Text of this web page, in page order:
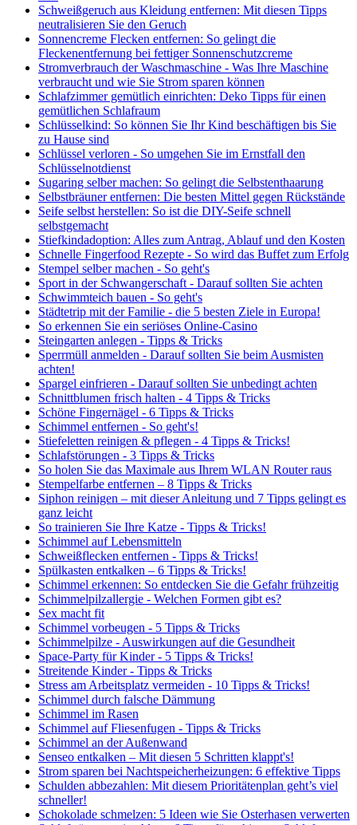
Schweißgeruch aus Kleidung entfernen: Mit diesen Tipps
neutralisieren Sie den Geruch
Sonnencreme Flecken entfernen: So gelingt die
Fleckenentfernung bei fettiger Sonnenschutzcreme
Stromverbrauch der Waschmaschine - Was Ihre Maschine
verbraucht und wie Sie Strom sparen können
Schlafzimmer gemütlich einrichten: Deko Tipps für einen
gemütlichen Schlafraum
Schlüsselkind: So können Sie Ihr Kind beschäftigen bis Sie
zu Hause sind
Schlüssel verloren - So umgehen Sie im Ernstfall den
Schlüsselnotdienst
Sugaring selber machen: So gelingt die Selbstenthaarung
Selbstbräuner entfernen: Die besten Mittel gegen Rückstände
Seife selbst herstellen: So ist die DIY-Seife schnell
selbstgemacht
Stiefkindadoption: Alles zum Antrag, Ablauf und den Kosten
Schnelle Fingerfood Rezepte - So wird das Buffet zum Erfolg
Stempel selber machen - So geht's
Sport in der Schwangerschaft - Darauf sollten Sie achten
Schwimmteich bauen - So geht's
Städtetrip mit der Familie - die 5 besten Ziele in Europa!
So erkennen Sie ein seriöses Online-Casino
Steingarten anlegen - Tipps & Tricks
Sperrmüll anmelden - Darauf sollten Sie beim Ausmisten
achten!
Spargel einfrieren - Darauf sollten Sie unbedingt achten
Schnittblumen frisch halten - 4 Tipps & Tricks
Schöne Fingernägel - 6 Tipps & Tricks
Schimmel entfernen - So geht's!
Stiefeletten reinigen & pflegen - 4 Tipps & Tricks!
Schlafstörungen - 3 Tipps & Tricks
So holen Sie das Maximale aus Ihrem WLAN Router raus
Stempelfarbe entfernen – 8 Tipps & Tricks
Siphon reinigen – mit dieser Anleitung und 7 Tipps gelingt es
ganz leicht
So trainieren Sie Ihre Katze - Tipps & Tricks!
Schimmel auf Lebensmitteln
Schweißflecken entfernen - Tipps & Tricks!
Spülkasten entkalken – 6 Tipps & Tricks!
Schimmel erkennen: So entdecken Sie die Gefahr frühzeitig
Schimmelpilzallergie - Welchen Formen gibt es?
Sex macht fit
Schimmel vorbeugen - 5 Tipps & Tricks
Schimmelpilze - Auswirkungen auf die Gesundheit
Space-Party für Kinder - 5 Tipps & Tricks!
Streitende Kinder - Tipps & Tricks
Stress am Arbeitsplatz vermeiden - 10 Tipps & Tricks!
Schimmel durch falsche Dämmung
Schimmel im Rasen
Schimmel auf Fliesenfugen - Tipps & Tricks
Schimmel an der Außenwand
Senseo entkalken – Mit diesen 5 Schritten klappt's!
Strom sparen bei Nachtspeicherheizungen: 6 effektive Tipps
Schulden abbezahlen: Mit diesem Prioritätenplan geht’s viel
schneller!
Schokolade schmelzen: 5 Ideen wie Sie Osterhasen verwerten